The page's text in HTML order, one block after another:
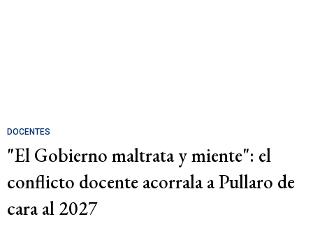
DOCENTES
"El Gobierno maltrata y miente": el
conflicto docente acorrala a Pullaro de
cara al 2027